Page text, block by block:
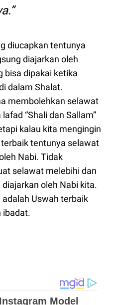
diucapkan tentunya
diajarkan oleh
bisa dipakai ketika
dalam Shalat.
membolehkan selawat
“Shali dan Sallam”
kalau kita mengingin
tentunya selawat
Nabi. Tidak
selawat melebihi dan
oleh Nabi kita.
Uswah terbaik
ibadat.